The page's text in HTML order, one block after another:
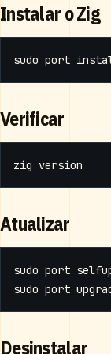
Instalar o Zig
Verificar
Atualizar
Desinstalar